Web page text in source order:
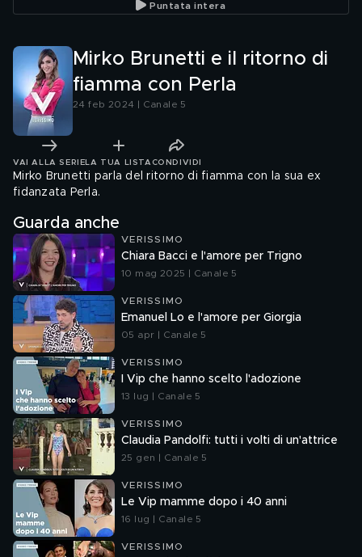
Puntata intera
Mirko Brunetti e il ritorno di
fiamma con Perla
24 feb 2024 | Canale 5
VAI ALLA SERIE LA TUA LISTA CONDIVIDI
Mirko Brunetti parla del ritorno di fiamma con la sua ex
fidanzata Perla.
Guarda anche
VERISSIMO
Chiara Bacci e l'amore per Trigno
10 mag 2025 | Canale 5
VERISSIMO
Emanuel Lo e l'amore per Giorgia
05 apr | Canale 5
VERISSIMO
I Vip che hanno scelto l'adozione
13 lug | Canale 5
VERISSIMO
Claudia Pandolfi: tutti i volti di un'attrice
25 gen | Canale 5
VERISSIMO
Le Vip mamme dopo i 40 anni
16 lug | Canale 5
VERISSIMO